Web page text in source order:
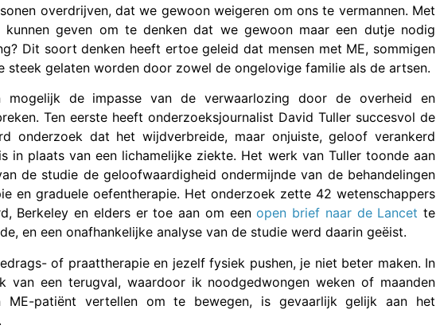
overdrijven, dat we gewoon weigeren om ons te vermannen. Met
kunnen geven om te denken dat we gewoon maar een dutje nodig
Dit soort denken heeft ertoe geleid dat mensen met ME, sommigen
gelaten worden door zowel de ongelovige familie als de artsen.
de impasse van de verwaarlozing door de overheid en
Ten eerste heeft onderzoeksjournalist David Tuller succesvol de
onderzoek dat het wijdverbreide, maar onjuiste, geloof verankerd
in plaats van een lichamelijke ziekte. Het werk van Tuller toonde aan
de studie de geloofwaardigheid ondermijnde van de behandelingen
en graduele oefentherapie. Het onderzoek zette 42 wetenschappers
Berkeley en elders er toe aan om eenopen brief naar de Lancet te
en een onafhankelijke analyse van de studie werd daarin geëist.
of praattherapie en jezelf fysiek pushen, je niet beter maken. In
van een terugval, waardoor ik noodgedwongen weken of maanden
ME-patiënt vertellen om te bewegen, is gevaarlijk gelijk aan het